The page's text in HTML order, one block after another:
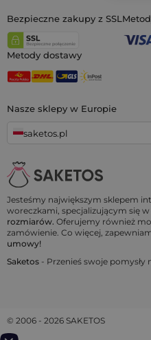
Jesteśmy największym sklepem
woreczkami, specjalizującym się w
rozmiarów. Oferujemy również
zamówienie. Co więcej,
umowy!
Saketos - Przenieś swoje pomysły
Nasze sklepy w Europie
saketos.pl
Bezpieczne zakupy z SSL
Metody dostawy
© 2006 - 2026 SAKETOS